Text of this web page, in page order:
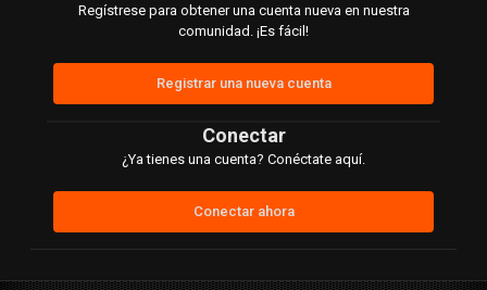
Regístrese para obtener una cuenta nueva en nuestra
comunidad. ¡Es fácil!
Registrar una nueva cuenta
Conectar
¿Ya tienes una cuenta? Conéctate aquí.
Conectar ahora